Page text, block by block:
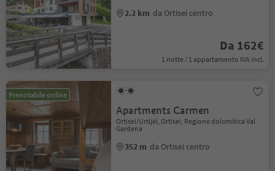
2.2 km da Ortisei centro
Da 162€
1 notte / 1 appartamento IVA incl.
Prenotabile online
Apartments Carmen
Ortisei/Urtijëi, Ortisei, Regione dolomitica Val
Gardena
352 m da Ortisei centro